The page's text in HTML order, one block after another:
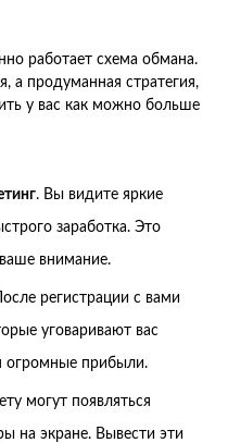
работает схема обмана.
а продуманная стратегия,
у вас как можно больше
. Вы видите яркие
заработка. Это
внимание.
регистрации с вами
уговаривают вас
огромные прибыли.
могут появляться
на экране. Вывести эти